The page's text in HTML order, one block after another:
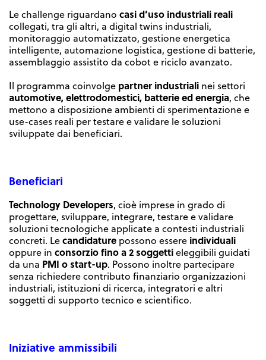
Le challenge riguardano casi d’uso industriali reali
collegati, tra gli altri, a digital twins industriali,
monitoraggio automatizzato, gestione energetica
intelligente, automazione logistica, gestione di batterie,
assemblaggio assistito da cobot e riciclo avanzato.
Il programma coinvolge partner industriali nei settori
automotive, elettrodomestici, batterie ed energia, che
mettono a disposizione ambienti di sperimentazione e
use-cases reali per testare e validare le soluzioni
sviluppate dai beneficiari.
Beneficiari
Technology Developers, cioè imprese in grado di
progettare, sviluppare, integrare, testare e validare
soluzioni tecnologiche applicate a contesti industriali
concreti. Lecandidature possono essere individuali
oppure in consorzio fino a 2 soggettieleggibili guidati
da una PMI o start-up. Possono inoltre partecipare
senza richiedere contributo finanziario organizzazioni
industriali, istituzioni di ricerca, integratori e altri
soggetti di supporto tecnico e scientifico.
Iniziative ammissibili